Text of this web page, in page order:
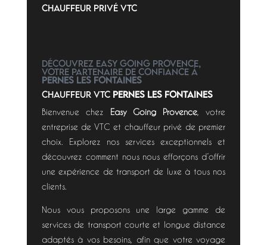
CHAUFFEUR PRIVé VTC
Découvrez Easy Going Provence,
votre partenaire de confiance à
Pernes les Fontaines
CHAUFFEUR VTC Pernes les Fontaines
Bienvenue chez Easy Going Provence , votre
entreprise de VTC et chauffeur privé de premier
choix. Explorez nos services exceptionnels et
découvrez comment nous nous efforçons d’offrir
une expérience de transport de luxe à tous nos
clients.
Nous vous proposons une large gamme de
services de transport courte et longue distance
adaptés à vos besoins, afin que votre voyage